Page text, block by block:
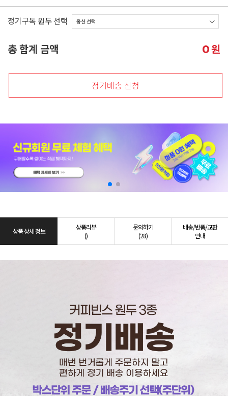
정기구독 원두 선택
총 합계 금액 0원
정기배송 신청
상품 상세 정보
상품리뷰
()
문의하기
(28)
배송/반품/교환
안내